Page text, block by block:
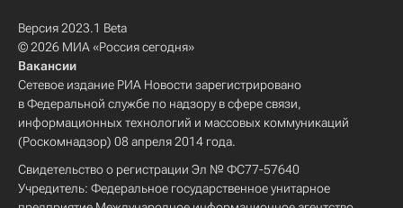
Версия 2023.1 Beta
© 2026 МИА «Россия сегодня»
Вакансии
Сетевое издание РИА Новости зарегистрировано
в Федеральной службе по надзору в сфере связи,
информационных технологий и массовых коммуникаций
(Роскомнадзор) 08 апреля 2014 года.
Свидетельство о регистрации Эл № ФС77-57640
Учредитель: Федеральное государственное унитарное